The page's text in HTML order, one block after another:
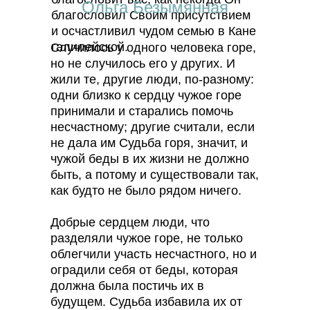
благословил Своим присутствием
и осчастливил чудом семью в Кане
галилейской.
Ольга Безымянная
Случилось у одного человека горе,
но не случилось его у других. И
жили те, другие люди, по-разному:
одни близко к сердцу чужое горе
принимали и старались помочь
несчастному; другие считали, если
не дала им Судьба горя, значит, и
чужой беды в их жизни не должно
быть, а потому и существовали так,
как будто не было рядом ничего.
Добрые сердцем люди, что
разделяли чужое горе, не только
облегчили участь несчастного, но и
оградили себя от беды, которая
должна была постичь их в
будущем. Судьба избавила их от